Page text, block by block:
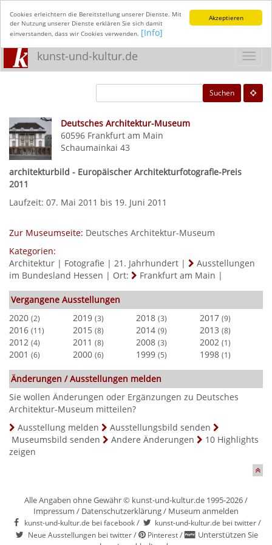
Akzeptieren
Cookies erleichtern die Bereitstellung unserer Dienste. Mit
der Nutzung unserer Dienste erklären Sie sich damit
einverstanden, dass wir Cookies verwenden. [Info]
kunst-und-kultur.de
Suchen
Deutsches Architektur-Museum
60596 Frankfurt am Main
Schaumainkai 43
architekturbild - Europäischer Architekturfotografie-Preis
2011
Laufzeit: 07. Mai 2011 bis 19. Juni 2011
Zur Museumseite: Deutsches Architektur-Museum
Kategorien:
Architektur | Fotografie | 21. Jahrhundert |
Ausstellungen
im Bundesland Hessen | Ort: Frankfurt am Main |
Vergangene Ausstellungen
2020 (2) 2019 (3) 2018 (3) 2017 (9)
2016 (11) 2015 (8) 2014 (9) 2013 (8)
2012 (4) 2011 (8) 2008 (3) 2002 (1)
2001 (6) 2000 (6) 1999 (5) 1998 (1)
Änderungen / Ausstellungen melden
Sie wollen Änderungen oder Ergänzungen zu Deutsches
Architektur-Museum mitteilen?
Ausstellung melden
Ausstellungsbild senden
Museumsbild senden
Andere Änderungen
10 Highlights
zeigen
Alle Angaben ohne Gewähr © kunst-und-kultur.de 1995-2026 /
Impressum / Datenschutzerklärung/ Museum anmelden
kunst-und-kultur.de bei facebook/ kunst-und-kultur.de bei twitter/
Neue Ausstellungen bei twitter/ Pinterest/
Unterstützen Sie